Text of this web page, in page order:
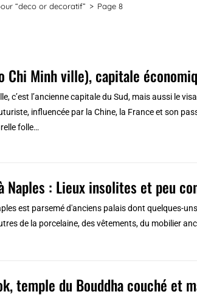
“deco or decoratif” > Page 8
Chi Minh ville), capitale
c’est l’ancienne capitale du Sud, mais aussi le
influencée par la Chine, la France et son
folle…
Naples : Lieux insolites et peu
est parsemé d'anciens palais dont quelques-
de la porcelaine, des vêtements, du mobilier
temple du Bouddha couché et